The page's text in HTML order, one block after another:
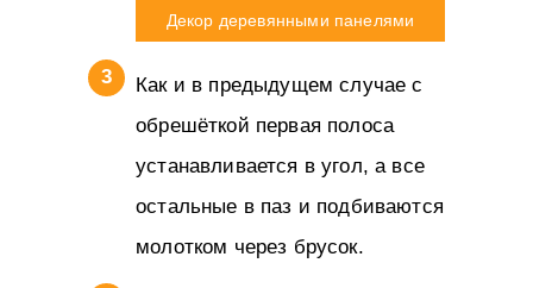
Декор деревянными панелями
Как и в предыдущем случае с
обрешёткой первая полоса
устанавливается в угол, а все
остальные в паз и подбиваются
молотком через брусок.